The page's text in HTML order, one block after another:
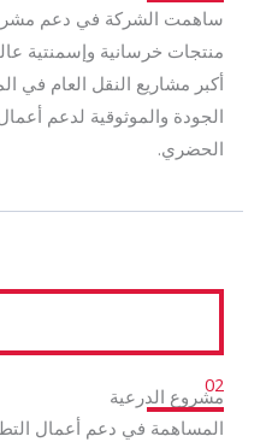
ساهمت الشركة في دعم
منتجات خرسانية وإسمنتية
أكبر مشاريع النقل العام في
الجودة والموثوقية لدعم أعمال
الحضري.
02
مشروع الدرعية
المساهمة في دعم أعمال